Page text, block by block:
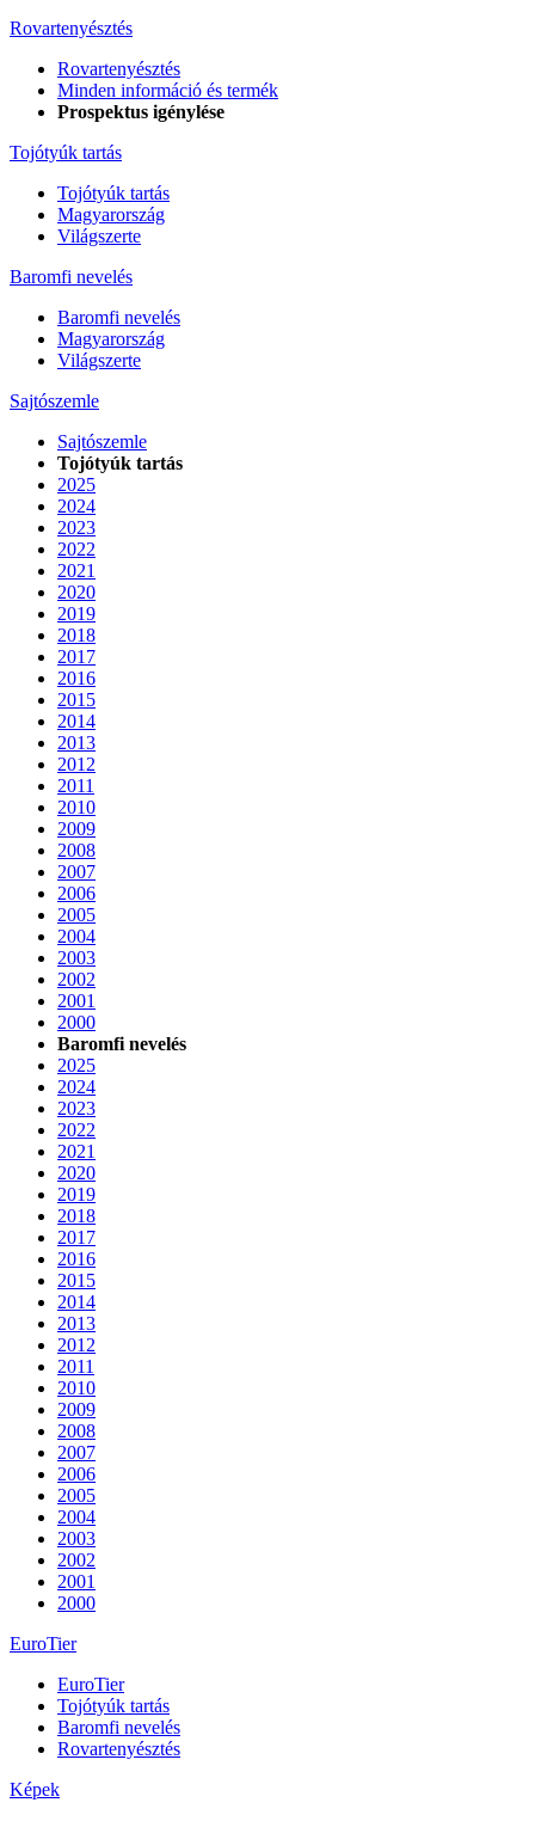
Rovartenyésztés
Rovartenyésztés
Minden információ és termék
Prospektus igénylése
Tojótyúk tartás
Tojótyúk tartás
Magyarország
Világszerte
Baromfi nevelés
Baromfi nevelés
Magyarország
Világszerte
Sajtószemle
Sajtószemle
Tojótyúk tartás
2025
2024
2023
2022
2021
2020
2019
2018
2017
2016
2015
2014
2013
2012
2011
2010
2009
2008
2007
2006
2005
2004
2003
2002
2001
2000
Baromfi nevelés
2025
2024
2023
2022
2021
2020
2019
2018
2017
2016
2015
2014
2013
2012
2011
2010
2009
2008
2007
2006
2005
2004
2003
2002
2001
2000
EuroTier
EuroTier
Tojótyúk tartás
Baromfi nevelés
Rovartenyésztés
Képek